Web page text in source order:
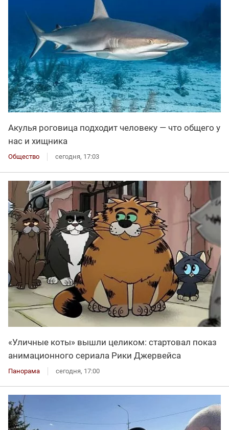
Акулья роговица подходит человеку — что общего у
нас и хищника
Общество сегодня, 17:03
«Уличные коты» вышли целиком: стартовал показ
анимационного сериала Рики Джервейса
Панорама сегодня, 17:00